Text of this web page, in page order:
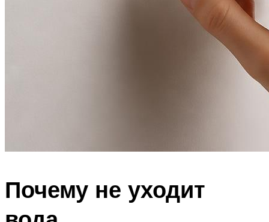
Почему не уходит